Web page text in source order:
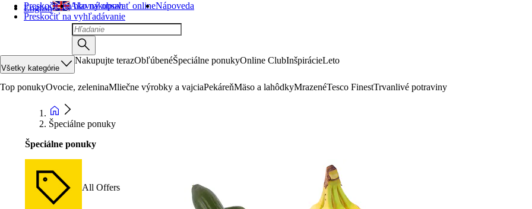
Preskočiť na hlavný obsah
Preskočiť na vyhľadávanie
English Ako nakupovať onlineNápoveda
Všetky kategórie
Nakupujte terazObľúbenéŠpeciálne ponukyOnline ClubInšpirácieLeto
Top ponukyOvocie, zeleninaMliečne výrobky a vajciaPekáreňMäso a lahôdkyMrazenéTesco FinestTrvanlivé potraviny
Špeciálne ponuky
Špeciálne ponuky
All Offers